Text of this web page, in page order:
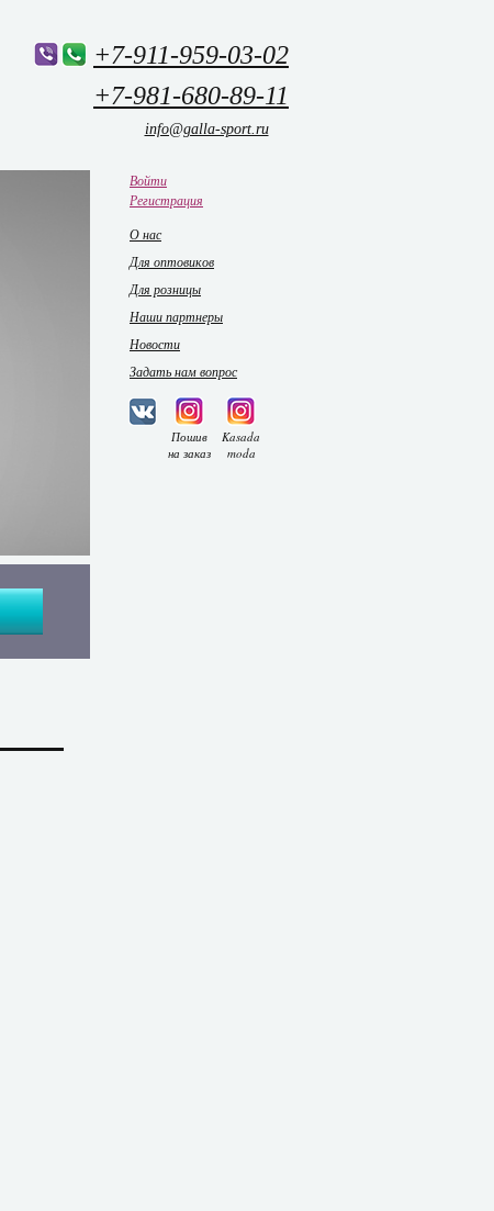
+7-911-959-03-02
+7-981-680-89-11
info@galla-sport.ru
Войти
Регистрация
О нас
Для оптовиков
Для розницы
Наши партнеры
Новости
Задать нам вопрос
Пошив
на заказ
Kasada
moda